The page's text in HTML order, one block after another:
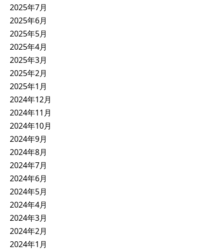
2025年7月
2025年6月
2025年5月
2025年4月
2025年3月
2025年2月
2025年1月
2024年12月
2024年11月
2024年10月
2024年9月
2024年8月
2024年7月
2024年6月
2024年5月
2024年4月
2024年3月
2024年2月
2024年1月